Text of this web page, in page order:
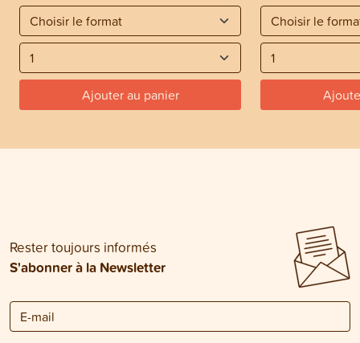
Ajouter au panier
Rester toujours informés
S'abonner à la Newsletter